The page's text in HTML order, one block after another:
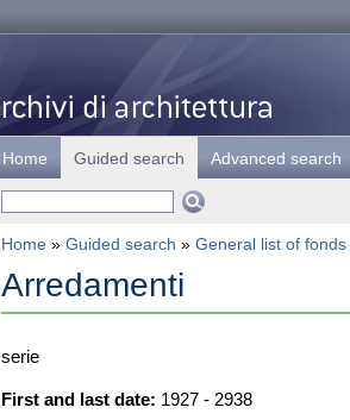
Home Guided search Advanced search
Home » Guided search » General list of fonds
Arredamenti
serie
First and last date: 1927 - 2938